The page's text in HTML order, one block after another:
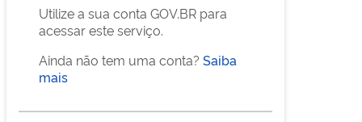
Utilize a sua conta GOV.BR para
acessar este serviço.
Ainda não tem uma conta? Saiba
mais